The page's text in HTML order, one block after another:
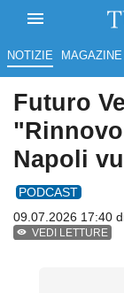
NOTIZIE MAGAZINE
Futuro
Napoli
PODCAST
09.07.2026 17:40
VEDI LETTURE